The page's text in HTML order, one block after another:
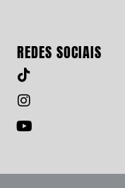
REDES SOCIAIS